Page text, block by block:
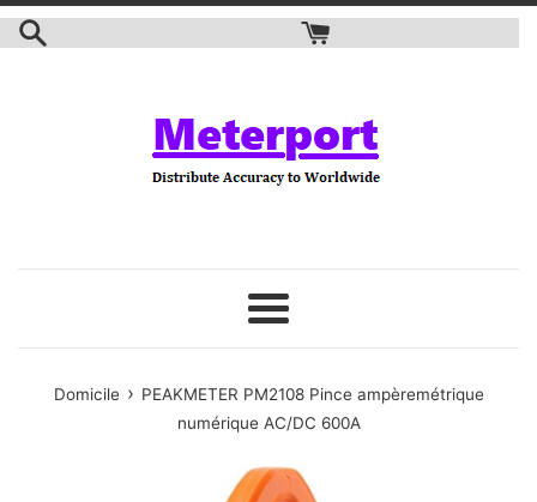
Aller
Menu
Domicile › PEAKMETER PM2108 Pince ampèremétrique
numérique AC/DC 600A